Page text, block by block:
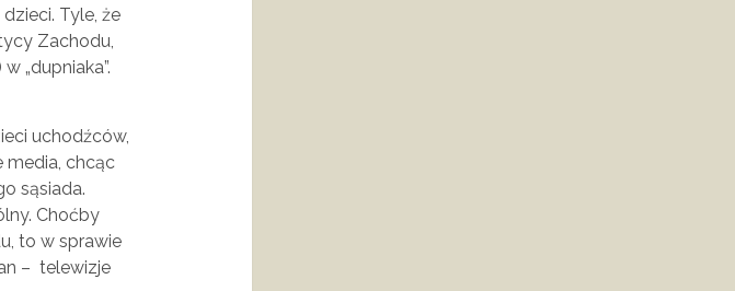
Tyle, że
Zachodu,
„dupniaka”.
uchodźców,
media, chcąc
sąsiada.
Choćby
to w sprawie
– telewizje